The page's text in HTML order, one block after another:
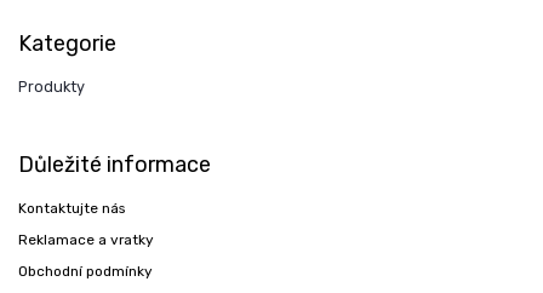
Kategorie
Produkty
Důležité informace
Kontaktujte nás
Reklamace a vratky
Obchodní podmínky